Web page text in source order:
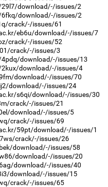
download/-/issues/2
download/-/issues/2
crack/-/issues/61
eb6u/download/-/issues/7
crack/-/issues/52
crack/-/issues/3
download/-/issues/13
download/-/issues/4
download/-/issues/70
download/-/issues/24
s6qi/download/-/issues/30
crack/-/issues/21
download/-/issues/5
crack/-/issues/69
59pt/download/-/issues/1
crack/-/issues/26
download/-/issues/58
download/-/issues/20
download/-/issues/40
download/-/issues/15
crack/-/issues/65